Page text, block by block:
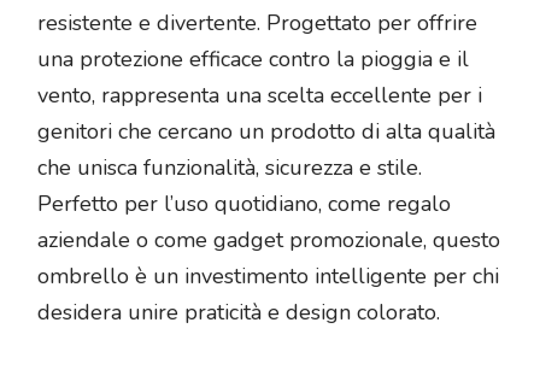
resistente e divertente. Progettato per offrire
una protezione efficace contro la pioggia e il
vento, rappresenta una scelta eccellente per i
genitori che cercano un prodotto di alta qualità
che unisca funzionalità, sicurezza e stile.
Perfetto per l’uso quotidiano, come regalo
aziendale o come gadget promozionale, questo
ombrello è un investimento intelligente per chi
desidera unire praticità e design colorato.